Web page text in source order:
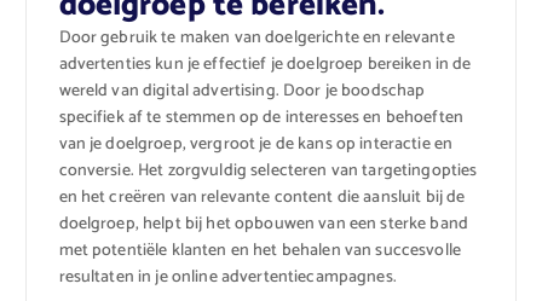
Door gebruik te maken van doelgerichte en relevante
advertenties kun je effectief je doelgroep bereiken in de
wereld van digital advertising. Door je boodschap
specifiek af te stemmen op de interesses en behoeften
van je doelgroep, vergroot je de kans op interactie en
conversie. Het zorgvuldig selecteren van targetingopties
en het creëren van relevante content die aansluit bij de
doelgroep, helpt bij het opbouwen van een sterke band
met potentiële klanten en het behalen van succesvolle
resultaten in je online advertentiecampagnes.